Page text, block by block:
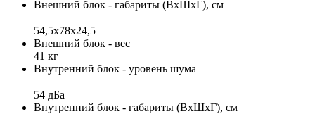
Внешний блок - габариты (ВхШхГ), см
54,5x78x24,5
Внешний блок - вес
41 кг
Внутренний блок - уровень шума
54 дБа
Внутренний блок - габариты (ВхШхГ), см